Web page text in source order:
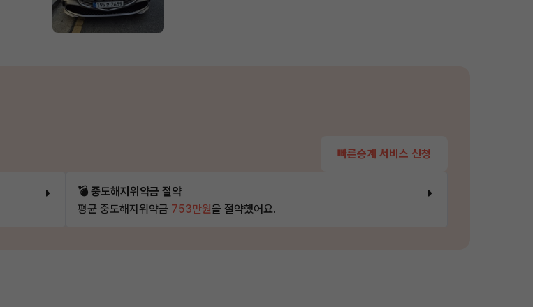
빠른승계 서비스 신청
💣 중도해지위약금 절약
평균 중도해지위약금 753만원을 절약했어요.